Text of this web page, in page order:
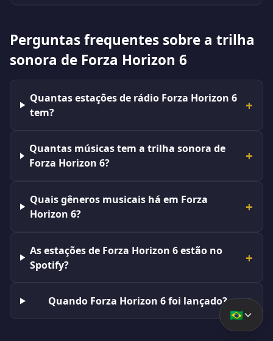
Perguntas frequentes sobre a trilha
sonora de Forza Horizon 6
Quantas estações de rádio Forza Horizon 6
tem?
Quantas músicas tem a trilha sonora de
Forza Horizon 6?
Quais gêneros musicais há em Forza
Horizon 6?
As estações de Forza Horizon 6 estão no
Spotify?
Quando Forza Horizon 6 foi lançado?
🇧🇷